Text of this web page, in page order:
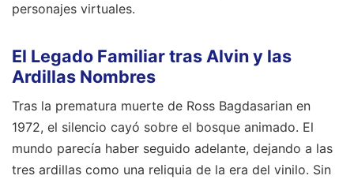
personajes virtuales.
El Legado Familiar tras Alvin y las
Ardillas Nombres
Tras la prematura muerte de Ross Bagdasarian en
1972, el silencio cayó sobre el bosque animado. El
mundo parecía haber seguido adelante, dejando a las
tres ardillas como una reliquia de la era del vinilo. Sin